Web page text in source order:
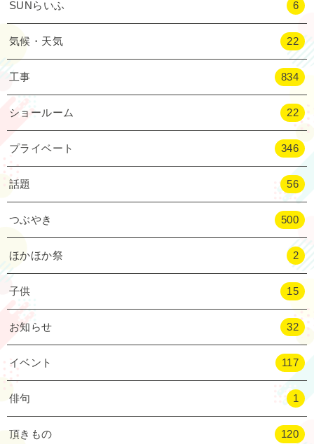
SUNらいふ 6
気候・天気 22
工事 834
ショールーム 22
プライベート 346
話題 56
つぶやき 500
ほかほか祭 2
子供 15
お知らせ 32
イベント 117
俳句 1
頂きもの 120